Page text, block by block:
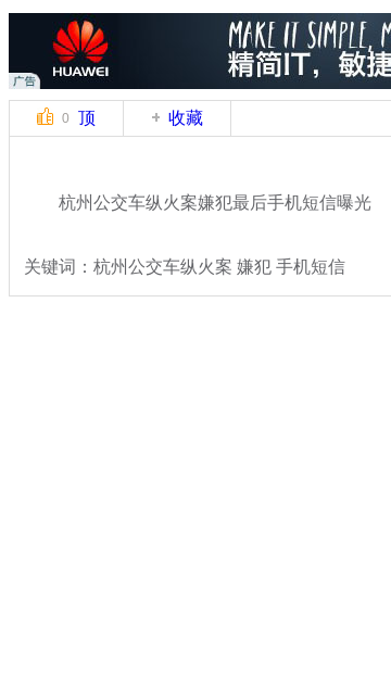
0 顶 收藏
杭州公交车纵火案嫌犯最后手机短信曝光
关键词：杭州公交车纵火案 嫌犯 手机短信